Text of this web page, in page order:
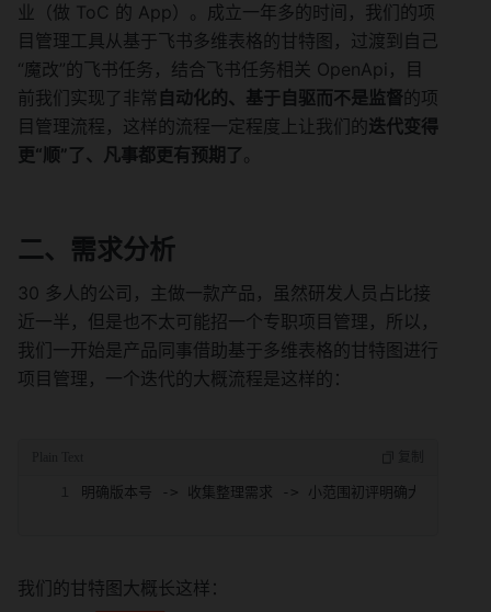
业（做 ToC 的 App）。成立一年多的时间，我们的项
目管理工具从基于飞书多维表格的甘特图，过渡到自己
“魔改”的飞书任务，结合飞书任务相关 OpenApi，目
前我们实现了非常 自动化的、基于自驱而不是监督的项
目管理流程，这样的流程一定程度上让我们的迭代变得
更“顺”了、凡事都更有预期了。
二、需求分析
30 多人的公司，主做一款产品，虽然研发人员占比接
近一半，但是也不太可能招一个专职项目管理，所以，
我们一开始是产品同事借助基于多维表格的甘特图进行
项目管理，一个迭代的大概流程是这样的：
明确版本号 -> 收集整理需求 -> 小范围初评明确大致范
我们的甘特图大概长这样：